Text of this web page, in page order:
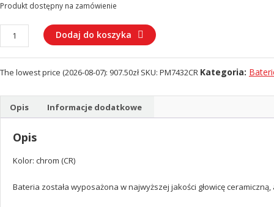
Produkt dostępny na zamówienie
ilość
PARMA
Bateria
wannowa
(PM7432CR)
Dodaj do koszyka
The lowest price (2026-08-07): 907.50zł SKU: PM7432CR Kategoria:
Opis Informacje dodatkowe
Opis
Kolor: chrom (CR)
Bateria została wyposażona w najwyższej jakości głowicę